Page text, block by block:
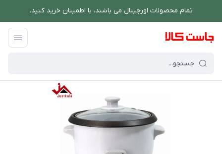
تمام محصولات اورجینال می باشند، با اطمینان خرید کنید.
فروشگاه اینترنتی جاست کالا